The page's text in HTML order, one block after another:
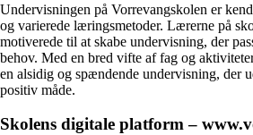
Undervisningen på Vorrevangskolen er
og varierede læringsmetoder. Lærerne på
motiverede til at skabe undervisning, der
behov. Med en bred vifte af fag og
en alsidig og spændende undervisning, der
positiv måde.
Skolens digitale platform –